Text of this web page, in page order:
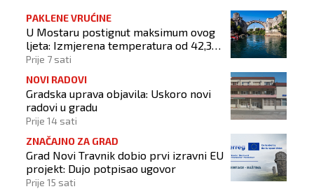
PAKLENE VRUĆINE
U Mostaru postignut maksimum ovog
ljeta: Izmjerena temperatura od 42,3
stupnja Celzijeva
Prije 7 sati
NOVI RADOVI
Gradska uprava objavila: Uskoro novi
radovi u gradu
Prije 14 sati
ZNAČAJNO ZA GRAD
Grad Novi Travnik dobio prvi izravni EU
projekt: Dujo potpisao ugovor
Prije 15 sati